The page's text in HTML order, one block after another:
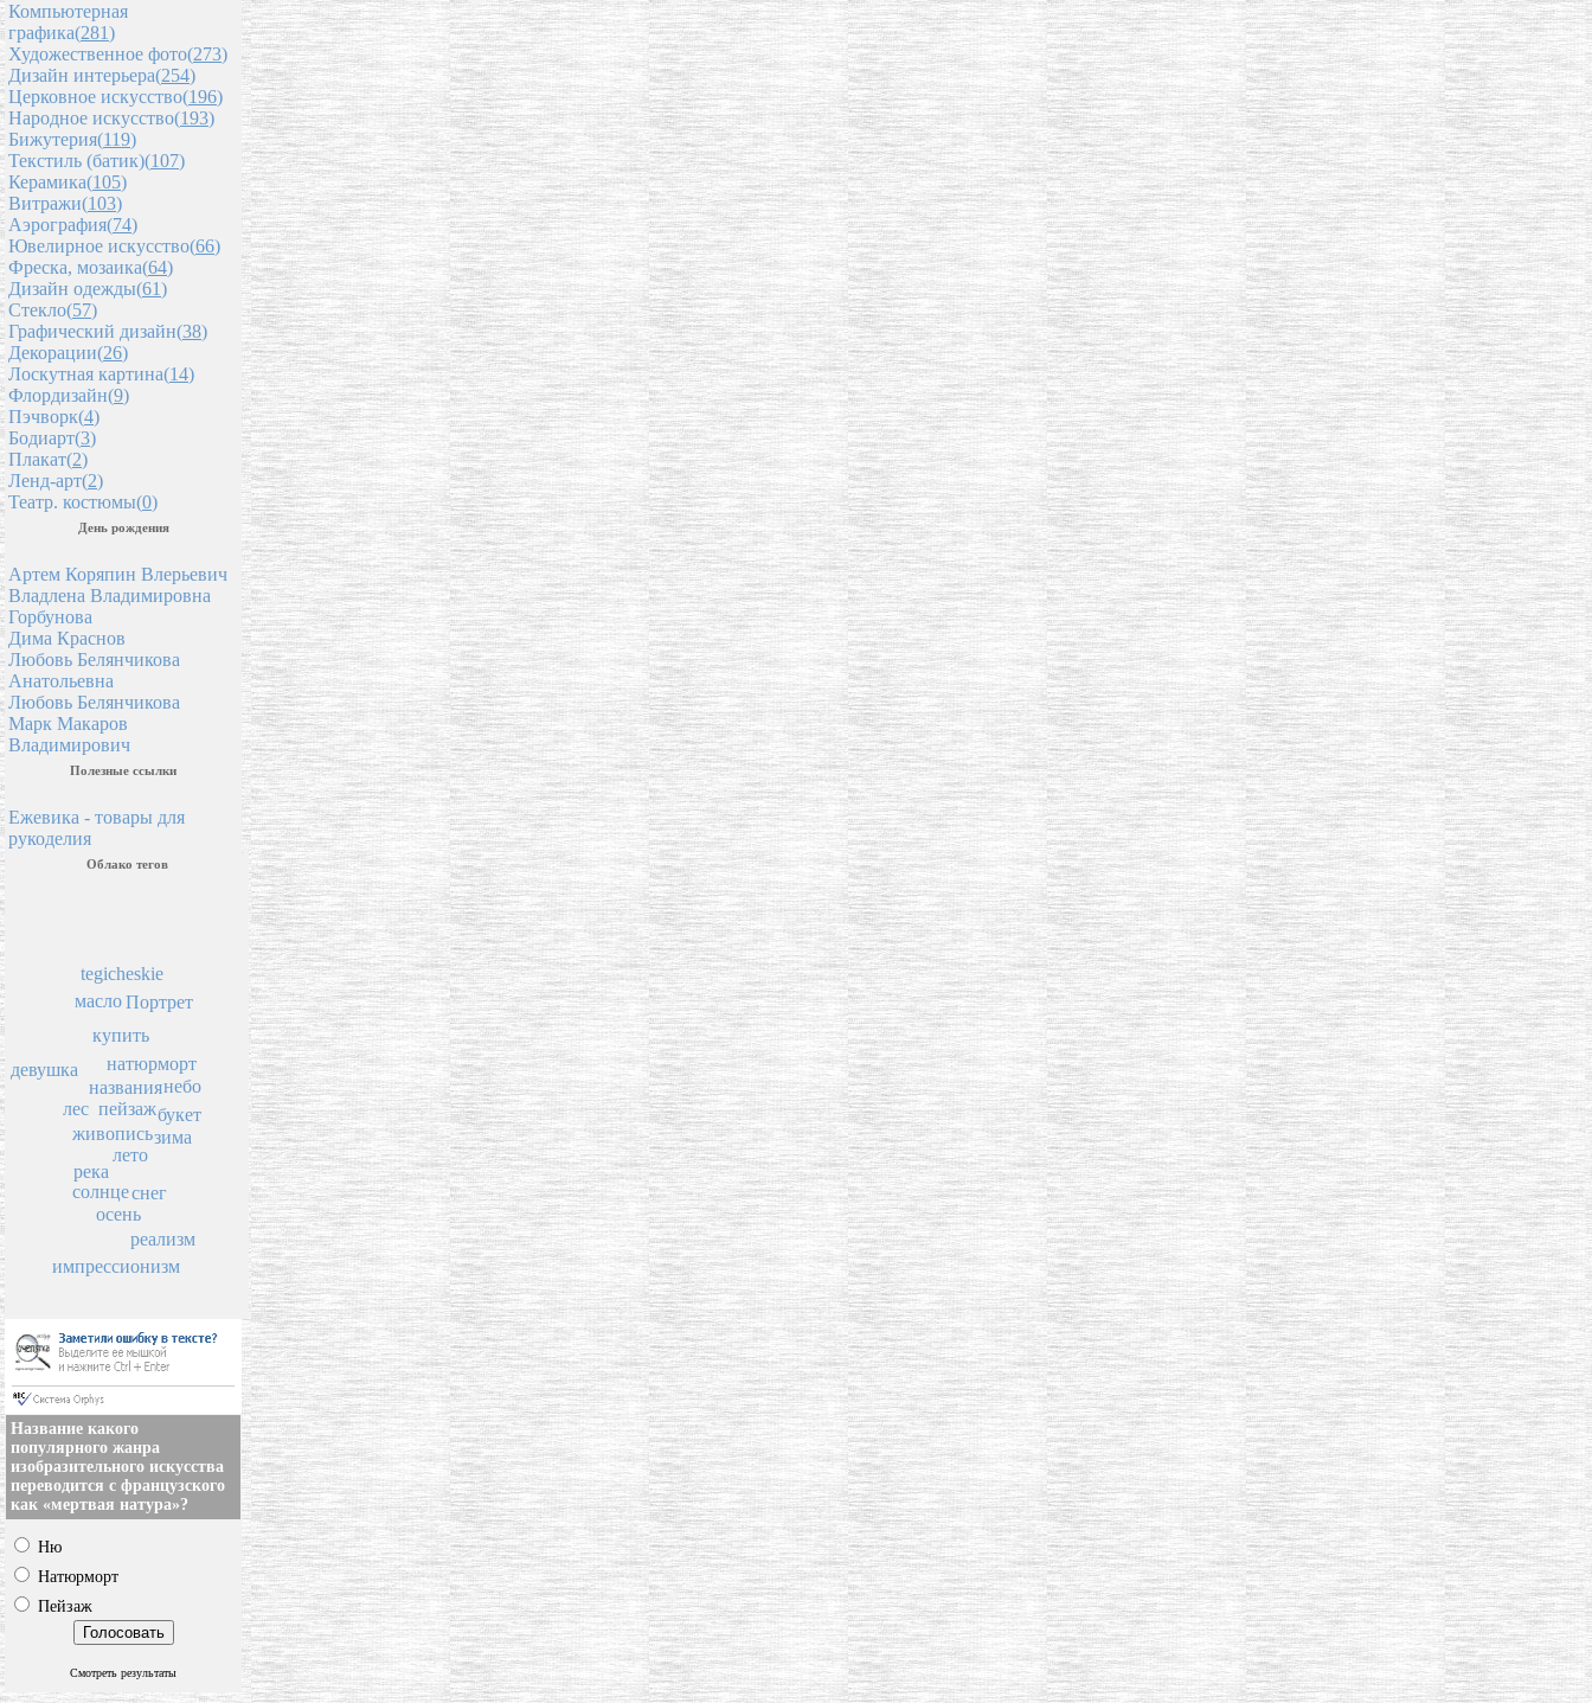
Компьютерная
графика(281)
Художественное фото(273)
Дизайн интерьера(254)
Церковное искусство(196)
Народное искусство(193)
Бижутерия(119)
Текстиль (батик)(107)
Керамика(105)
Витражи(103)
Аэрография(74)
Ювелирное искусство(66)
Фреска, мозаика(64)
Дизайн одежды(61)
Стекло(57)
Графический дизайн(38)
Декорации(26)
Лоскутная картина(14)
Флордизайн(9)
Пэчворк(4)
Бодиарт(3)
Плакат(2)
Ленд-арт(2)
Театр. костюмы(0)
День рождения
Артем Коряпин Влерьевич
Владлена Владимировна
Горбунова
Дима Краснов
Любовь Белянчикова
Анатольевна
Любовь Белянчикова
Марк Макаров
Владимирович
Полезные ссылки
Ежевика - товары для
рукоделия
Облако тегов
пейзаж
названия
живопись
лето
натюрморт
купить
солнце
лес
зима
осень
букет
масло
река
снег
tegicheskie
реализм
небо
импрессионизм
Портрет
девушка
Название какого
популярного жанра
изобразительного искусства
переводится с французского
как «мертвая натура»?
Ню
Натюрморт
Пейзаж
Смотреть результаты